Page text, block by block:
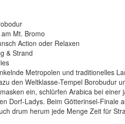
Mt. Bromo
Action oder Relaxen
& Strand
– Auf der Vulkanallee Richtung Paradies
Metropolen und traditionelles
den Weltklasse-Tempel Borobudur
ein, schlürfen Arabica bei einer
Dorf-Ladys. Beim Götterinsel-Finale
drum herum jede Menge Zeit für